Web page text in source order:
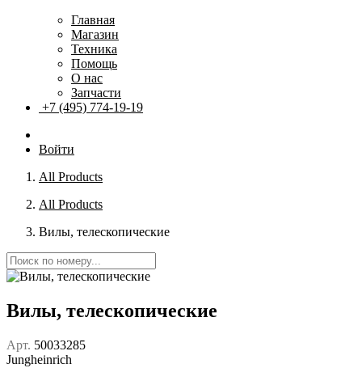
Главная
Магазин
Техника
Помощь
О нас
Запчасти
+7 (495) 774-19-19
Войти
All Products
All Products
Вилы, телескопические
Вилы, телескопические
Арт. 50033285
Jungheinrich